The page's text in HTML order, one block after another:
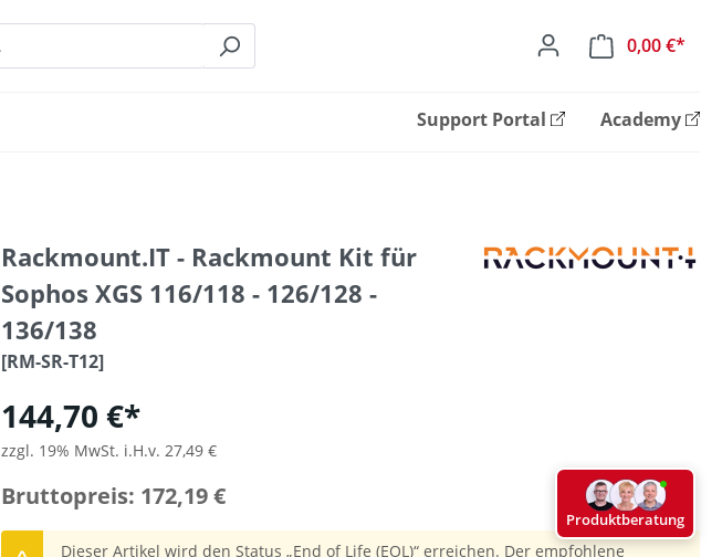
0,00 €*
Support Portal Academy
Rackmount.IT - Rackmount Kit für
Sophos XGS 116/118 - 126/128 -
136/138
[RM-SR-T12]
144,70 €*
zzgl. 19% MwSt. i.H.v. 27,49 €
Bruttopreis: 172,19 €
Dieser Artikel wird den Status „End of Life (EOL)“ erreichen. Der empfohlene
Produktberatung